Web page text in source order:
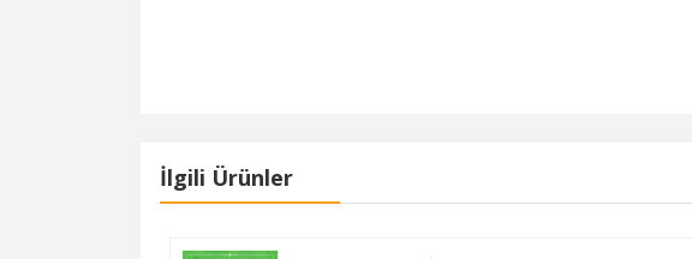
İlgili Ürünler